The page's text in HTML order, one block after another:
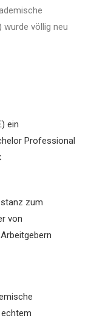
wurde völlig neu
ein
Professional
zum
von